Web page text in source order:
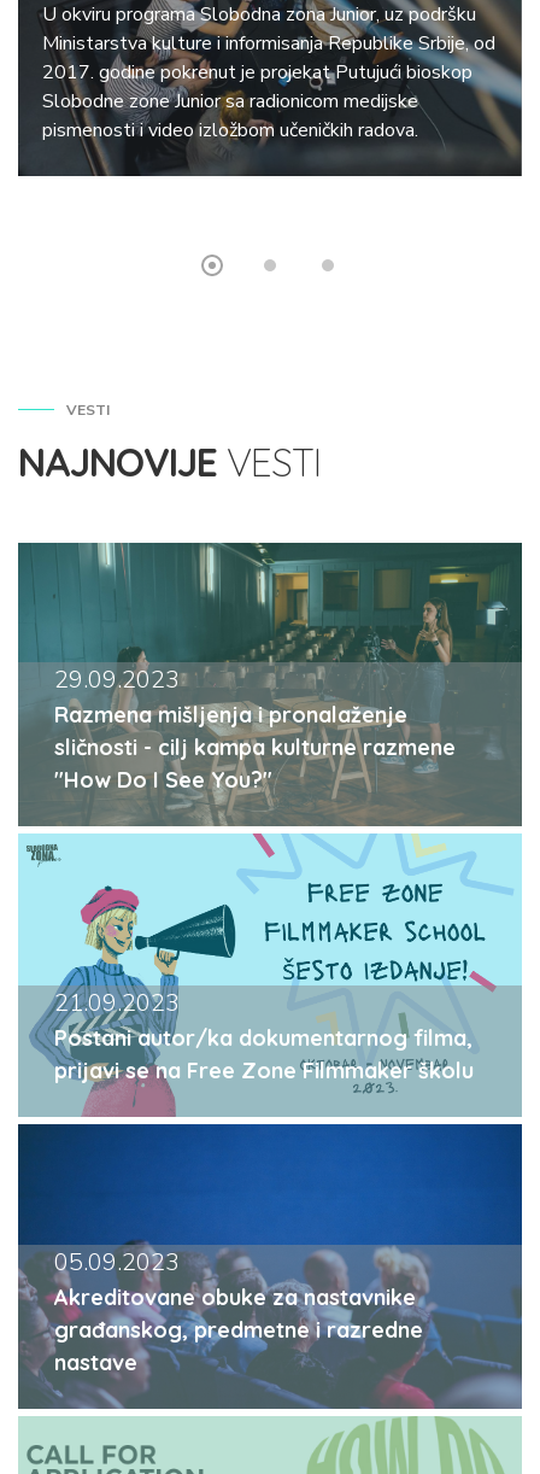
U okviru programa Slobodna zona Junior, uz podršku
Ministarstva kulture i informisanja Republike Srbije, od
2017. godine pokrenut je projekat Putujući bioskop
Slobodne zone Junior sa radionicom medijske
pismenosti i video izložbom učeničkih radova.
VESTI
NAJNOVIJE VESTI
29.09.2023
Razmena mišljenja i pronalaženje
sličnosti - cilj kampa kulturne razmene
"How Do I See You?"
21.09.2023
Postani autor/ka dokumentarnog filma,
prijavi se na Free Zone Filmmaker školu
05.09.2023
Akreditovane obuke za nastavnike
građanskog, predmetne i razredne
nastave